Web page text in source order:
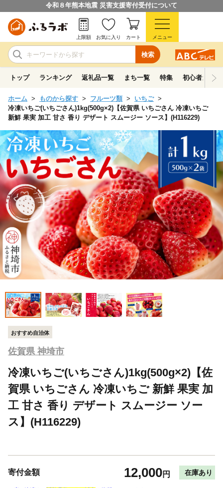
令和８年熊本地震 災害支援寄付受付について
検索
上限額 お気に入り カート メニュー
トップ ランキング 返礼品一覧 まち一覧 特集 初心者ガイド
ホーム ものから探す フルーツ類
いちご
冷凍いちご(いちごさん)1kg(500g×2)【佐賀県 いちごさん 冷凍いちご
新鮮 果実 加工 甘さ 香り デザート スムージー ソース】(H116229)
おすすめ自治体
佐賀県 神埼市
冷凍いちご(いちごさん)1kg(500g×2)【佐
賀県 いちごさん 冷凍いちご 新鮮 果実 加
工 甘さ 香り デザート スムージー ソー
ス】(H116229)
寄付金額 12,000円 在庫あり